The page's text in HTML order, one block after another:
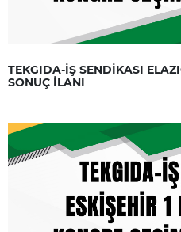
TEKGIDA-İŞ SENDİKASI
SONUÇ İLANI